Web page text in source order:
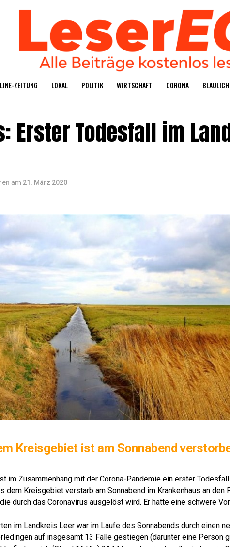
ZEI­TUNG LOKAL POLI­TIK WIRT­SCHAFT CORO­NA
Ers­ter Todes­fall im
am 21. März 2020
Kreis­ge­biet ist am Sonn­abend
im Zusam­men­hang mit der Coro­na-Pan­de­mie ein ers­ter
dem Kreis­ge­biet ver­starb am Sonn­abend im Kran­ken­haus an den
durch das Coro­na­vi­rus aus­ge­löst wird. Er hat­te eine schwe­re
im Land­kreis Leer war im Lau­fe des Sonn­abends durch einen
auf ins­ge­samt 13 Fäl­le gestie­gen (dar­un­ter eine Per­son